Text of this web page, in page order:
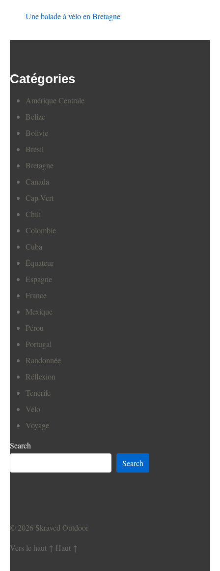
Une balade à vélo en Bretagne
Catégories
Amérique Centrale
Belize
Bolivie
Brésil
Bretagne
Canada
Cap-Vert
Chili
Colombie
Cuba
Équateur
Espagne
France
Mexique
Pérou
Portugal
Randonnée
Réflexion
Tenerife
Vélo
Voyage
Search
Search
© 2026 Skraved Outdoor
Vers le haut ↑ Haut ↑